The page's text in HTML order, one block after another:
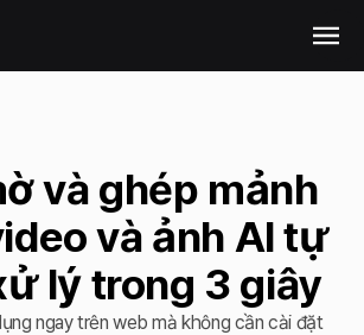
và ghép mảnh
và ảnh AI tự
lý trong 3 giây
ngay trên web mà không cần cài đặt